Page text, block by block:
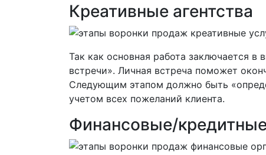
Креативные агентства
Так как основная работа заключается в
встречи». Личная встреча поможет
Следующим этапом должно быть
учетом всех пожеланий клиента.
Финансовые/